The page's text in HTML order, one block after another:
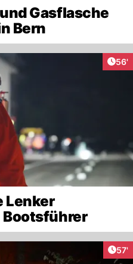
Gasflasche
Bern
56'
Lenker
angehalten – auch Bootsführer
57'